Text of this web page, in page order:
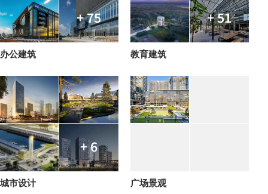
+ 75
办公建筑
+ 51
教育建筑
+ 6
城市设计 广场景观